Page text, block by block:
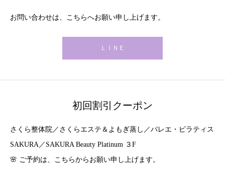
お問い合わせは、こちらへお願い申し上げます。
ＬＩＮＥ
初回割引クーポン
さくら整体院／さくらエステ＆よもぎ蒸し／バレエ・ピラティス
SAKURA／SAKURA Beauty Platinum ３F
🌸 ご予約は、こちらからお願い申し上げます。